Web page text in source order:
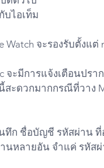
บไอเท็ม
จะรองรับตั้งแต่
จะมีการแจ้งเตือนปร
ะดวกมากกรณีที่วาง
นทึก ชื่อบัญชี รหัสผ่าน
หลายอัน จำแค่ รหัสผ่